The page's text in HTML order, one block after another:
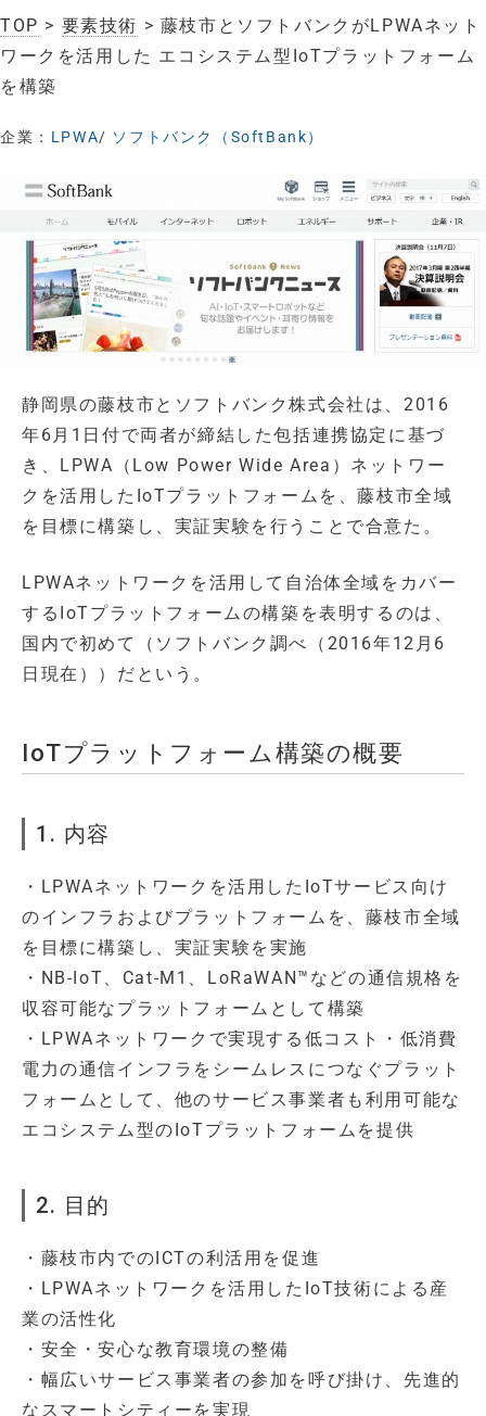
TOP > 要素技術 > 藤枝市とソフトバンクがLPWAネット
ワークを活用した エコシステム型IoTプラットフォーム
を構築
企業： LPWA/ ソフトバンク（SoftBank）
静岡県の藤枝市とソフトバンク株式会社は、2016
年6月1日付で両者が締結した包括連携協定に基づ
き、LPWA（Low Power Wide Area）ネットワー
クを活用したIoTプラットフォームを、藤枝市全域
を目標に構築し、実証実験を行うことで合意た。
LPWAネットワークを活用して自治体全域をカバー
するIoTプラットフォームの構築を表明するのは、
国内で初めて（ソフトバンク調べ（2016年12月6
日現在））だという。
IoTプラットフォーム構築の概要
1. 内容
・LPWAネットワークを活用したIoTサービス向け
のインフラおよびプラットフォームを、藤枝市全域
を目標に構築し、実証実験を実施
・NB-IoT、Cat-M1、LoRaWAN™などの通信規格を
収容可能なプラットフォームとして構築
・LPWAネットワークで実現する低コスト・低消費
電力の通信インフラをシームレスにつなぐプラット
フォームとして、他のサービス事業者も利用可能な
エコシステム型のIoTプラットフォームを提供
2. 目的
・藤枝市内でのICTの利活用を促進
・LPWAネットワークを活用したIoT技術による産
業の活性化
・安全・安心な教育環境の整備
・幅広いサービス事業者の参加を呼び掛け、先進的
なスマートシティーを実現